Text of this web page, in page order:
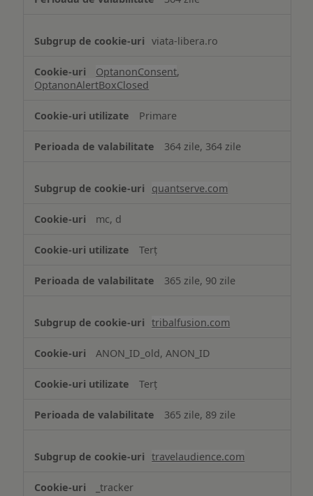
viata-libera.ro
OptanonConsent,
OptanonAlertBoxClosed
Primare
364 zile, 364 zile
quantserve.com
mc, d
Terț
365 zile, 90 zile
tribalfusion.com
ANON_ID_old, ANON_ID
Terț
365 zile, 89 zile
travelaudience.com
_tracker